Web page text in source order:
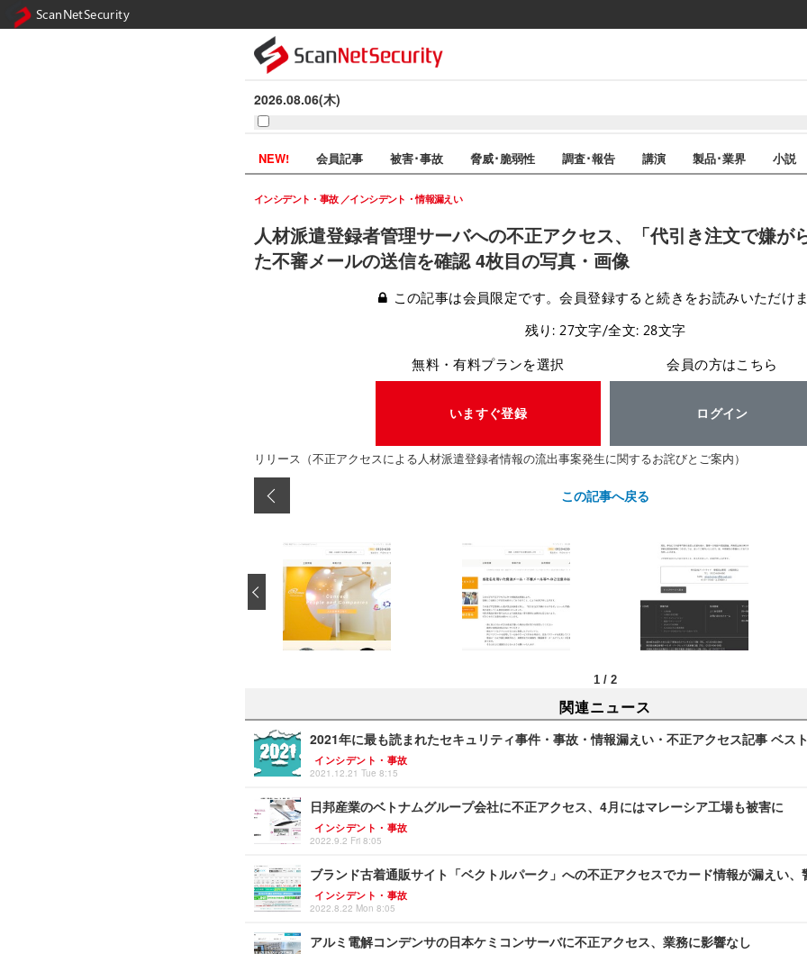
2026.08.06(木)
NEW! 会員記事 被害･事故 脅威･脆弱性 調査･報告 講演 製品･業界 小説
人材派遣登録者管理サーバへの不正アクセス、「代引き注文で嫌が
た不審メールの送信を確認 4枚目の写真・画像
インシデント・事故 インシデント・情報漏えい
この記事は会員限定です。会員登録すると続きをお読みいただけ
残り: 27文字/全文: 28文字
無料・有料プランを選択
いますぐ登録
会員の方はこちら
ログイン
リリース（不正アクセスによる人材派遣登録者情報の流出事案発生に関するお詫びとご案内）
この記事へ戻る
1 / 2
‹
関連ニュース
2021年に最も読まれたセキュリティ事件・事故・情報漏えい・不正アクセス記事 ベス
インシデント・事故
2021.12.21 Tue 8:15
日邦産業のベトナムグループ会社に不正アクセス、4月にはマレーシア工場も被害に
インシデント・事故
2022.9.2 Fri 8:05
ブランド古着通販サイト「ベクトルパーク」への不正アクセスでカード情報が漏えい
インシデント・事故
2022.8.22 Mon 8:05
アルミ電解コンデンサの日本ケミコンサーバに不正アクセス、業務に影響なし
ScanNetSecurity